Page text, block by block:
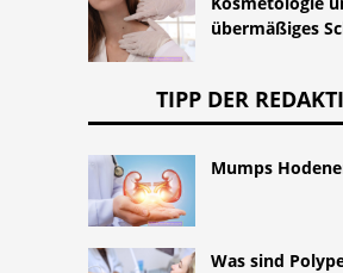
übermäßiges
TIPP DER
Mumps
Was sind